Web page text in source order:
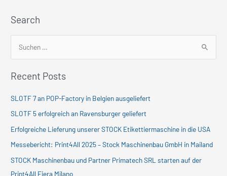
Search
c
e
n
n
a
c
h
Recent Posts
SLOTF 7 an POP-Factory in Belgien ausgeliefert
SLOTF 5 erfolgreich an Ravensburger geliefert
Erfolgreiche Lieferung unserer STOCK Etikettiermaschine in die USA
Messebericht: Print4All 2025 – Stock Maschinenbau GmbH in Mailand
STOCK Maschinenbau und Partner Primatech SRL starten auf der
Print4All Fiera Milano